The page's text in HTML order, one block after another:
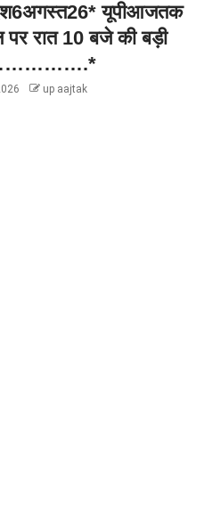
यूपीआजतक
रात 10 बजे की बड़ी
up aajtak